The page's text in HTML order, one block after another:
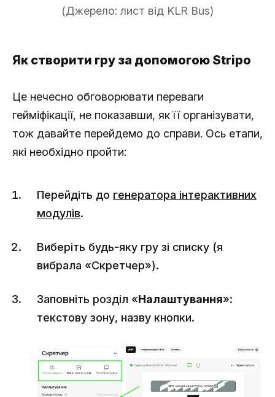
(Джерело: лист від KLR Bus)
Як створити гру за допомогою Stripo
Це нечесно обговорювати переваги
гейміфікації, не показавши, як її організувати,
тож давайте перейдемо до справи. Ось етапи,
які необхідно пройти:
Перейдіть до генератора інтерактивних
модулів.
Виберіть будь-яку гру зі списку (я
вибрала «Скретчер»).
Заповніть розділ «Налаштування»:
текстову зону, назву кнопки.